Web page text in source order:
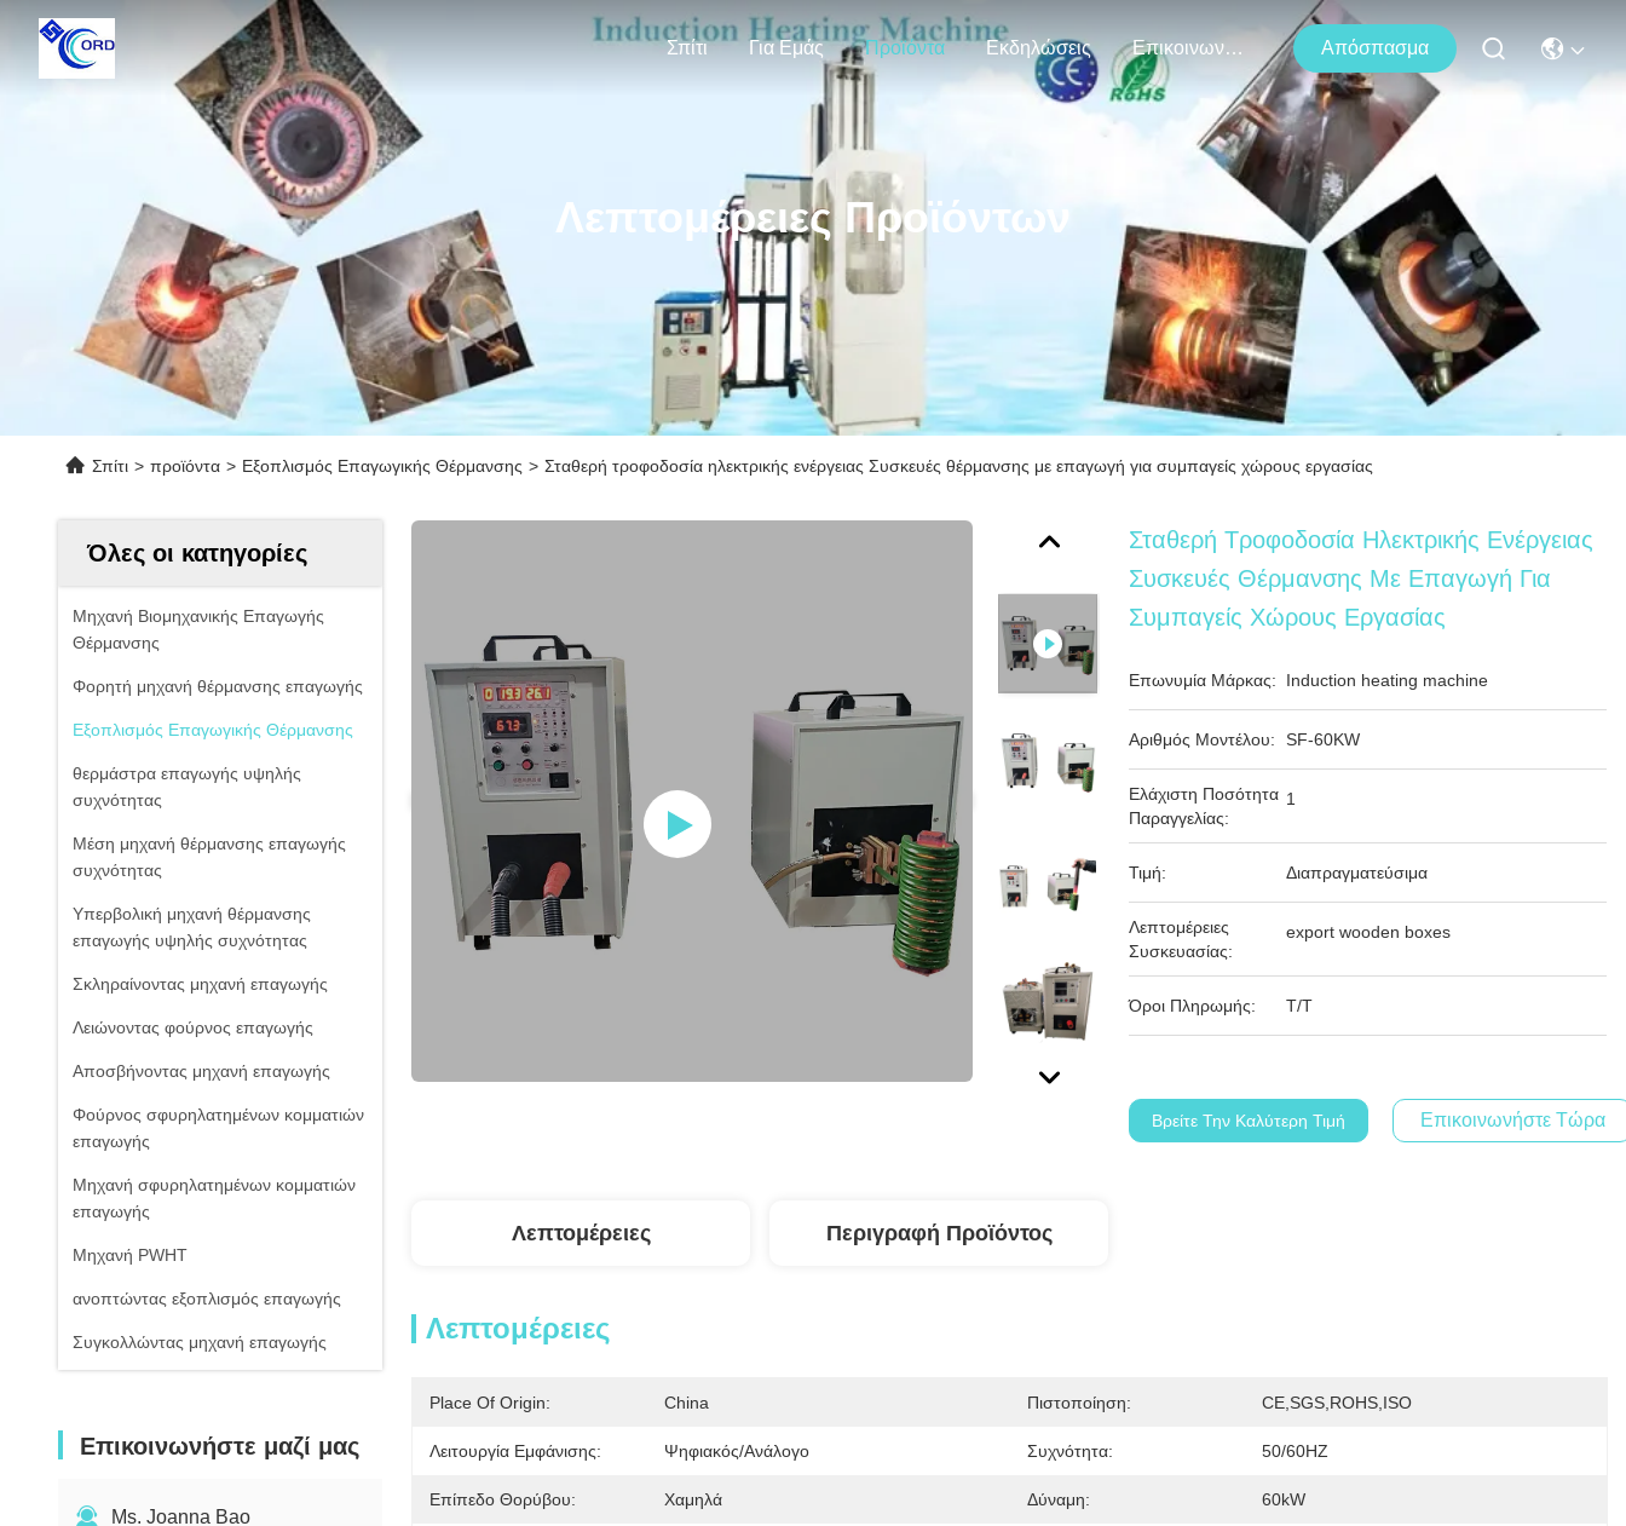
Σπίτι Για Εμάς Προϊόντα Εκδηλώσεις Επικοινωνήστε Μαζί Μας Απόσπασμα
Λεπτομέρειες Προϊόντων
Σπίτι > προϊόντα > Εξοπλισμός Επαγωγικής Θέρμανσης > Σταθερή τροφοδοσία ηλεκτρικής ενέργειας Συσκευές θέρμανσης με επαγωγή για συμπαγείς χώρους εργασίας
Όλες οι κατηγορίες
Μηχανή Βιομηχανικής Επαγωγής
Θέρμανσης
Φορητή μηχανή θέρμανσης επαγωγής
Εξοπλισμός Επαγωγικής Θέρμανσης
θερμάστρα επαγωγής υψηλής
συχνότητας
Μέση μηχανή θέρμανσης επαγωγής
συχνότητας
Υπερβολική μηχανή θέρμανσης
επαγωγής υψηλής συχνότητας
Σκληραίνοντας μηχανή επαγωγής
Λειώνοντας φούρνος επαγωγής
Αποσβήνοντας μηχανή επαγωγής
Φούρνος σφυρηλατημένων κομματιών
επαγωγής
Μηχανή σφυρηλατημένων κομματιών
επαγωγής
Μηχανή PWHT
ανοπτώντας εξοπλισμός επαγωγής
Συγκολλώντας μηχανή επαγωγής
επεξεργασίας
Επικοινωνήστε μαζί μας
Ms. Joanna Bao
Σταθερή Τροφοδοσία Ηλεκτρικής Ενέργειας
Συσκευές Θέρμανσης Με Επαγωγή Για
Συμπαγείς Χώρους Εργασίας
Επωνυμία Μάρκας: Induction heating machine
Αριθμός Μοντέλου: SF-60KW
Ελάχιστη Ποσότητα
Παραγγελίας:
1
Τιμή: Διαπραγματεύσιμα
Λεπτομέρειες
Συσκευασίας:
export wooden boxes
Όροι Πληρωμής: Τ/Τ
Βρείτε Την Καλύτερη Τιμή Επικοινωνήστε Τώρα
Λεπτομέρειες Περιγραφή Προϊόντος
Λεπτομέρειες
Place Of Origin: China Πιστοποίηση: CE,SGS,ROHS,ISO
Λειτουργία Εμφάνισης: Ψηφιακός/ανάλογο Συχνότητα: 50/60HZ
Επίπεδο Θορύβου: Χαμηλά Δύναμη: 60kW